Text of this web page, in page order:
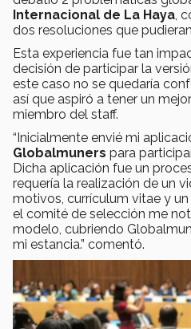
Internacional de La Haya,
dos resoluciones que
Esta experiencia fue tan
decisión de participar la
este caso no se quedaría
así que aspiró a tener un
miembro del staff.
“Inicialmente envié mi
Globalmuners para
Dicha aplicación fue un
requería la realización de un
motivos, currículum vitae y
el comité de selección me
modelo, cubriendo
mi estancia.” comentó.